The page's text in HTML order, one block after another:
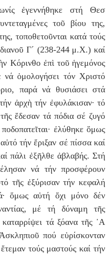
ἐγεννήθηκε στή Θεσ
τοῦβίου της,
τοποθετοῦνται κατά τούς
νοῦ Γ΄ (238-244 μ.Χ.) καί
ν Κόρινθο ἐπὶ τοῦ ἡγεμόνος
νάὁμολογήσει τόν Χριστό
παρά νά θυσιάσει στά
ἀρχὴ τήν ἐφυλάκισαν· τό
ῆςἔδεσαν τά πόδια σέ ζυγό
ῖται· ἐλύθηκεὅμως
ὐτό τήν ἔριξαν σέ πίσσα καί
πάλι ἐξῆλθε ἀβλαβής. Στή
λησαν νά τήν προσφέρουν
τό τῆς ἐξύρισαν τήν κεφαλή
ὅμως αὐτή ὄχι μόνο δέν
μέ τή δύναμη τῆς
τά ξόανα τῆς ᾿Α
ῦπού εὑρίσκονταν
ἔτεμαν τούς μαστούς καί τήν